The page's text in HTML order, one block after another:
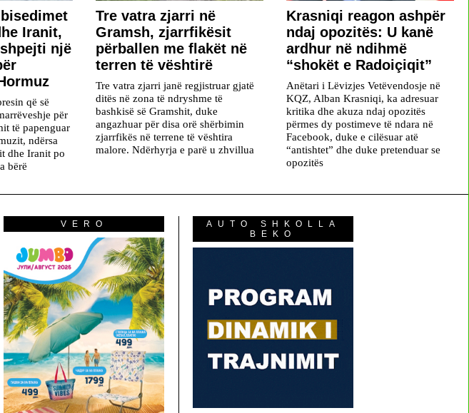
Iranit,
një
që së
për
të papenguar
ndërsa
dhe Iranit po
bërë
Tre vatra zjarri në
Gramsh, zjarrfikësit
përballen me flakët në
terren të vështirë
Tre vatra zjarri janë regjistruar gjatë
ditës në zona të ndryshme të
bashkisë së Gramshit, duke
angazhuar për disa orë shërbimin
zjarrfikës në terrene të vështira
malore. Ndërhyrja e parë u zhvillua
​Krasniqi reagon ashpër
ndaj opozitës: U kanë
ardhur në ndihmë
“shokët e Radoiçiqit”
Anëtari i Lëvizjes Vetëvendosje në
KQZ, Alban Krasniqi, ka adresuar
kritika dhe akuza ndaj opozitës
përmes dy postimeve të ndara në
Facebook, duke e cilësuar atë
“antishtet” dhe duke pretenduar se
opozitës
VERO
AUTO SHKOLLA
BEKO